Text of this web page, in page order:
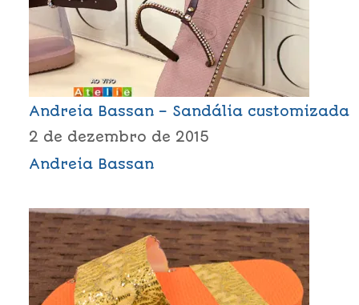
Andreia Bassan – Sandália customizada
2 de dezembro de 2015
Andreia Bassan